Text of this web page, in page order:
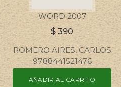
WORD 2007
$ 390
ROMERO AIRES, CARLOS
9788441521476
AÑADIR AL CARRITO